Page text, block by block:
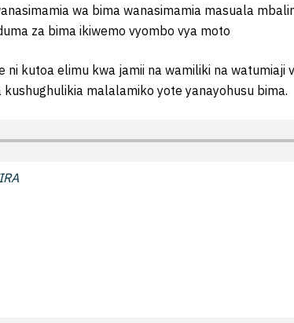
wa bima wanasimamia masuala
za bima ikiwemo vyombo vya moto
ni kutoa elimu kwa jamii na wamiliki na watumiaji
malalamiko yote yanayohusu bima.